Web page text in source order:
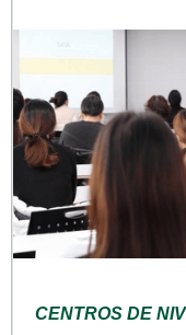
CENTROS DE